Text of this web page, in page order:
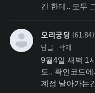
긴 한데.. 모두
오리궁딩 (61.84)
답글 삭제
9월4일 새벽 1
도.. 확인코드
계정 날아가는